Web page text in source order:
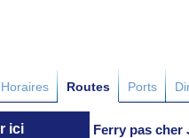
Horaires Routes Ports
Ferry pas cher